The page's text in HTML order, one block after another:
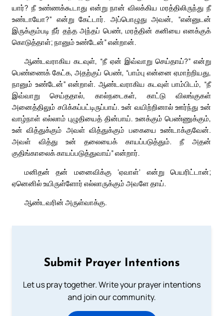
யார்? நீ உண்ணக்கூடாது என்று நான் விலக்கிய மரத்திலிருந்து நீ
உண்டாயோ?” என்று கேட்டார். அப்பொழுது அவன், “என்னுடன்
இருக்கும்படி நீர் தந்த அந்தப் பெண், மரத்தின் கனியை எனக்குக்
கொடுத்தாள்; நானும் உண்டேன்” என்றான்.
ஆண்டவராகிய கடவுள், “நீ ஏன் இவ்வாறு செய்தாய்?” என்று
பெண்ணைக் கேட்க, அதற்குப் பெண், “பாம்பு என்னை ஏமாற்றியது,
நானும் உண்டேன்” என்றாள். ஆண்டவராகிய கடவுள் பாம்பிடம், “நீ
இவ்வாறு செய்ததால், கால்நடைகள், காட்டு விலங்குகள்
அனைத்திலும் சபிக்கப்பட்டிருப்பாய். உன் வயிற்றினால் ஊர்ந்து உன்
வாழ்நாள் எல்லாம் புழுதியைத் தின்பாய். உனக்கும் பெண்ணுக்கும்,
உன் வித்துக்கும் அவள் வித்துக்கும் பகையை உண்டாக்குவேன்.
அவள் வித்து உன் தலையைக் காயப்படுத்தும். நீ அதன்
குதிங்காலைக் காயப்படுத்துவாய்” என்றார்.
மனிதன் தன் மனைவிக்கு ‘ஏவாள்’ என்று பெயரிட்டான்;
ஏனெனில் உயிருள்ளோர் எல்லாருக்கும் அவளே தாய்.
ஆண்டவரின் அருள்வாக்கு.
Submit Prayer Intentions
Let us pray together. Write your prayer intentions
and join our community.